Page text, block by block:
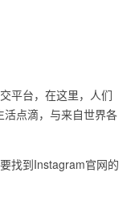
平台，在这里，人们
点滴，与来自世界各
找到Instagram官网的